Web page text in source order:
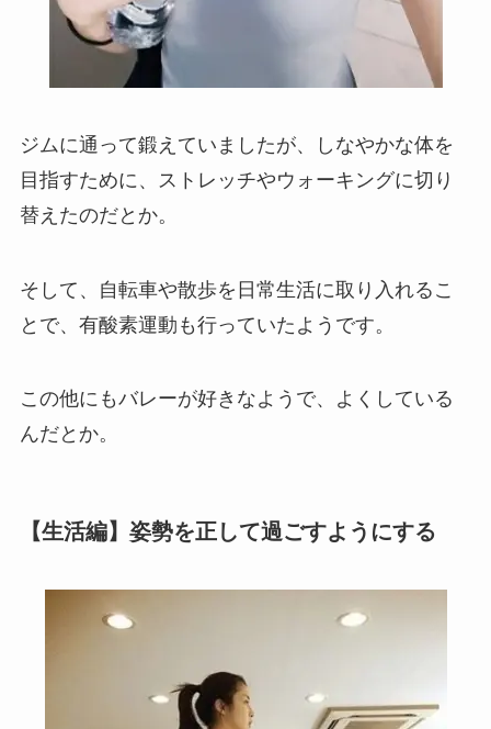
ジムに通って鍛えていましたが、しなやかな体を
目指すために、ストレッチやウォーキングに切り
替えたのだとか。
そして、自転車や散歩を日常生活に取り入れるこ
とで、有酸素運動も行っていたようです。
この他にもバレーが好きなようで、よくしている
んだとか。
【生活編】姿勢を正して過ごすようにする